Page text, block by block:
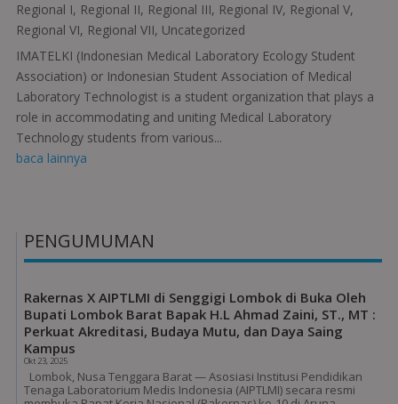
Regional I, Regional II, Regional III, Regional IV, Regional V,
Regional VI, Regional VII, Uncategorized
IMATELKI (Indonesian Medical Laboratory Ecology Student
Association) or Indonesian Student Association of Medical
Laboratory Technologist is a student organization that plays a
role in accommodating and uniting Medical Laboratory
Technology students from various...
baca lainnya
PENGUMUMAN
Rakernas X AIPTLMI di Senggigi Lombok di Buka Oleh
Bupati Lombok Barat Bapak H.L Ahmad Zaini, ST., MT :
Perkuat Akreditasi, Budaya Mutu, dan Daya Saing
Kampus
Okt 23, 2025
Lombok, Nusa Tenggara Barat — Asosiasi Institusi Pendidikan
Tenaga Laboratorium Medis Indonesia (AIPTLMI) secara resmi